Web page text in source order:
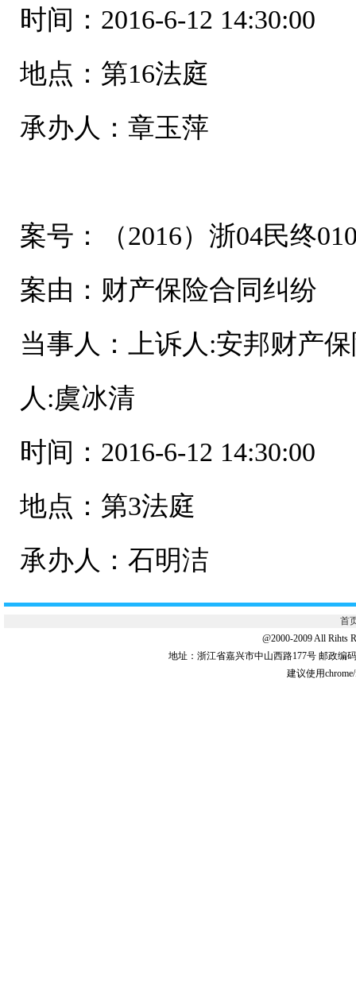
时间：2016-6-12 14:30:00
地点：第16法庭
承办人：章玉萍
案号：（2016）浙04民终
案由：财产保险合同纠纷
当事人：上诉人:安邦财产
人:虞冰清
时间：2016-6-12 14:30:00
地点：第3法庭
承办人：石明洁
首
@2000-2009 All Rihts
地址：浙江省嘉兴市中山西路177号 邮政编
建议使用